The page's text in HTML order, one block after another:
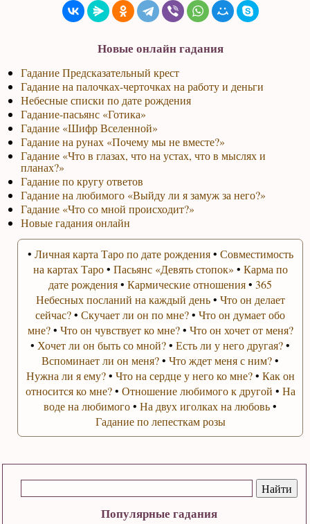
Популярные гадания
Новые онлайн гадания
Гадание Предсказательный крест
Гадание на палочках-черточках на работу и деньги
Небесные списки по дате рождения
Гадание-пасьянс «Готика»
Гадание «Шифр Вселенной»
Гадание на рунах «Почему мы не вместе?»
Гадание «Что в глазах, что на устах, что в мыслях и
планах?»
Гадание по кругу ответов
Гадание на любимого «Выйду ли я замуж за него?»
Гадание «Что со мной происходит?»
Новые гадания онлайн
• Личная карта Таро по дате рождения• Совместимость
на картах Таро• Пасьянс «Девять стопок» • Карма по
дате рождения•Кармические отношения•365
Небесных посланий на каждый день• Что он делает
сейчас?•Скучает ли он по мне?•Что он думает обо
мне?• Что он чувствует ко мне?• Что он хочет от меня?
• Хочет ли он быть со мной?•Есть ли у него другая?•
Вспоминает ли он меня?•Что ждет меня с ним?•
Нужна ли я ему?• Что на сердце у него ко мне?• Как он
относится ко мне?• Отношение любимого к другой • На
воде на любимого•На двух иголках на любовь•
Гадание по лепесткам розы